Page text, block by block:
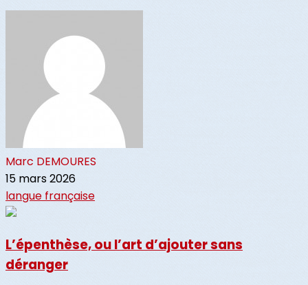
Marc DEMOURES
15 mars 2026
langue française
L’épenthèse, ou l’art d’ajouter sans
déranger